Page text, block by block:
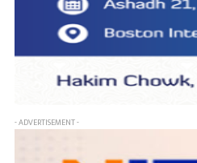
- ADVERTISEMENT -